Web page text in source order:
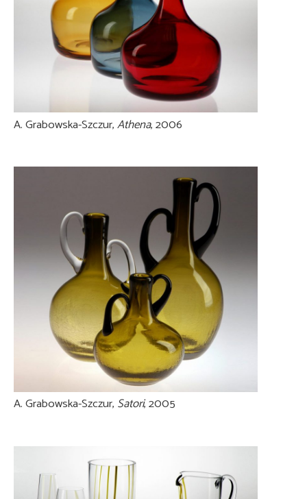
A. Grabowska-Szczur,Athena, 2006
A. Grabowska-Szczur, Satori, 2005